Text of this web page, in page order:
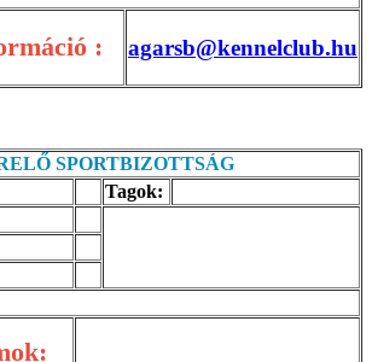
: agarsb@kennelclub.hu
SPORTBIZOTTSÁG
Tagok: